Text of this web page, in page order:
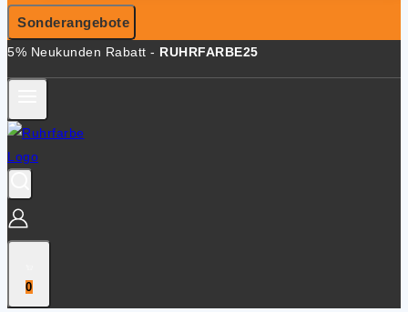
Sonderangebote
5% Neukunden Rabatt - RUHRFARBE25
0